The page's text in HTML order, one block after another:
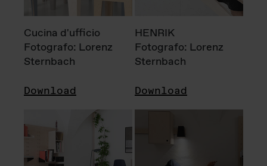
Cucina d'ufficio
Fotografo: Lorenz
Sternbach
Download
HENRIK
Fotografo: Lorenz
Sternbach
Download